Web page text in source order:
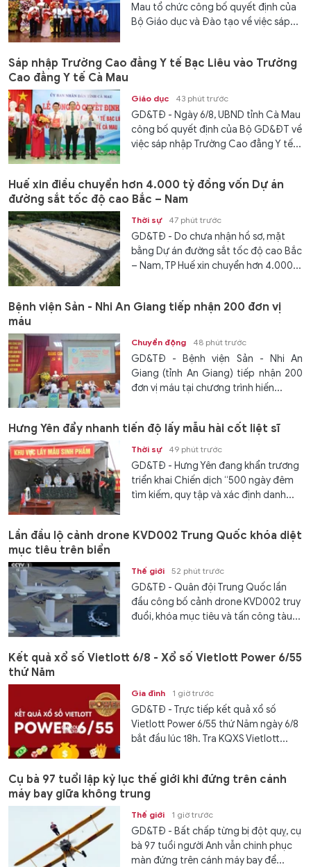
Mau tổ chức công bố quyết định của
Bộ Giáo dục và Đào tạo về việc sáp...
Sáp nhập Trường Cao đẳng Y tế Bạc Liêu vào Trường
Cao đẳng Y tế Cà Mau
Giáo dục 43 phút trước
GD&TĐ - Ngày 6/8, UBND tỉnh Cà Mau
công bố quyết định của Bộ GD&ĐT về
việc sáp nhập Trường Cao đẳng Y tế...
Huế xin điều chuyển hơn 4.000 tỷ đồng vốn Dự án
đường sắt tốc độ cao Bắc – Nam
Thời sự 47 phút trước
GD&TĐ - Do chưa nhận hồ sơ, mặt
bằng Dự án đường sắt tốc độ cao Bắc
– Nam, TP Huế xin chuyển hơn 4.000...
Bệnh viện Sản - Nhi An Giang tiếp nhận 200 đơn vị
máu
Chuyển động 48 phút trước
GD&TĐ - Bệnh viện Sản - Nhi An
Giang (tỉnh An Giang) tiếp nhận 200
đơn vị máu tại chương trình hiến...
Hưng Yên đẩy nhanh tiến độ lấy mẫu hài cốt liệt sĩ
Thời sự 49 phút trước
GD&TĐ - Hưng Yên đang khẩn trương
triển khai Chiến dịch “500 ngày đêm
tìm kiếm, quy tập và xác định danh...
Lần đầu lộ cảnh drone KVD002 Trung Quốc khóa diệt
mục tiêu trên biển
Thế giới 52 phút trước
GD&TĐ - Quân đội Trung Quốc lần
đầu công bố cảnh drone KVD002 truy
đuổi, khóa mục tiêu và tấn công tàu...
Kết quả xổ số Vietlott 6/8 - Xổ số Vietlott Power 6/55
thứ Năm
Gia đình 1 giờ trước
GD&TĐ - Trực tiếp kết quả xổ số
Vietlott Power 6/55 thứ Năm ngày 6/8
bắt đầu lúc 18h. Tra KQXS Vietlott...
Cụ bà 97 tuổi lập kỷ lục thế giới khi đứng trên cánh
máy bay giữa không trung
Thế giới 1 giờ trước
GD&TĐ - Bất chấp từng bị đột quỵ, cụ
bà 97 tuổi người Anh vẫn chinh phục
màn đứng trên cánh máy bay để...